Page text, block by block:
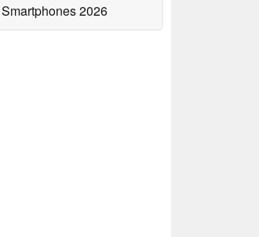
2026